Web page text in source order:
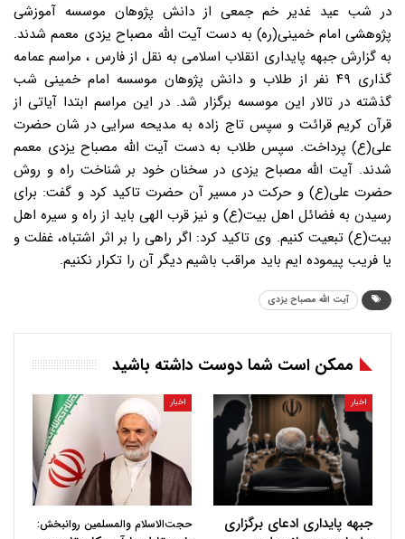
در شب عید غدیر خم جمعی از دانش پژوهان موسسه آموزشی
پژوهشی امام خمینی(ره) به دست آیت الله مصباح یزدی معمم شدند.
به گزارش جبهه پایداری انقلاب اسلامی به نقل از فارس ، مراسم عمامه
گذاری ۴۹ نفر از طلاب و دانش پژوهان موسسه امام خمینی شب
گذشته در تالار این موسسه برگزار شد. در این مراسم ابتدا آیاتی از
قرآن کریم قرائت و سپس تاج زاده به مدیحه سرایی در شان حضرت
علی(ع) پرداخت. سپس طلاب به دست آیت الله مصباح یزدی معمم
شدند. آیت الله مصباح یزدی در سخنان خود بر شناخت راه و روش
حضرت علی(ع) و حرکت در مسیر آن حضرت تاکید کرد و گفت: برای
رسیدن به فضائل اهل بیت(ع) و نیز قرب الهی باید از راه و سیره اهل
بیت(ع) تبعیت کنیم. وی تاکید کرد: اگر راهی را بر اثر اشتباه، غفلت و
یا فریب پیموده ایم باید مراقب باشیم دیگر آن را تکرار نکنیم.
آیت الله مصباح یزدی
ممکن است شما دوست داشته باشید
اخبار
جبهه پایداری ادعای برگزاری
اخبار
حجت‌الاسلام والمسلمین روانبخش: